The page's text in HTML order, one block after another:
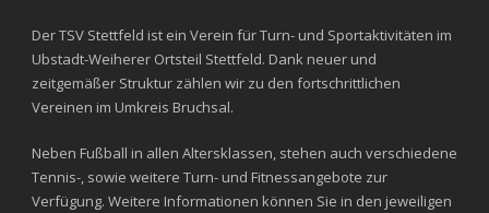
Der TSV Stettfeld ist ein Verein für Turn- und Sportaktivitäten im
Ubstadt-Weiherer Ortsteil Stettfeld. Dank neuer und
zeitgemäßer Struktur zählen wir zu den fortschrittlichen
Vereinen im Umkreis Bruchsal.
Neben Fußball in allen Altersklassen, stehen auch verschiedene
Tennis-, sowie weitere Turn- und Fitnessangebote zur
Verfügung. Weitere Informationen können Sie in den jeweiligen